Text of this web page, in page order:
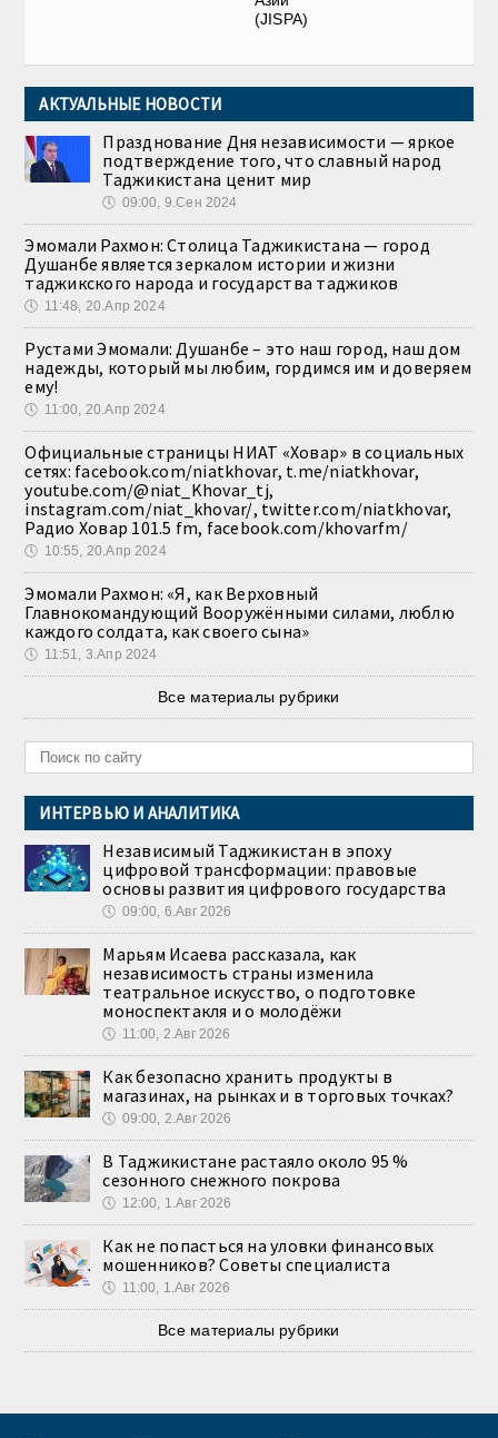
(JISPA)
АКТУАЛЬНЫЕ НОВОСТИ
Празднование Дня независимости — яркое
подтверждение того, что славный народ
Таджикистана ценит мир
🕔 09:00, 9.Сен 2024
Эмомали Рахмон: Столица Таджикистана — город
Душанбе является зеркалом истории и жизни
таджикского народа и государства таджиков
🕔 11:48, 20.Апр 2024
Рустами Эмомали: Душанбе – это наш город, наш дом
надежды, который мы любим, гордимся им и доверяем
ему!
🕔 11:00, 20.Апр 2024
Официальные страницы НИАТ «Ховар» в социальных
сетях: facebook.com/niatkhovar, t.me/niatkhovar,
youtube.com/@niat_Khovar_tj,
instagram.com/niat_khovar/, twitter.com/niatkhovar,
Радио Ховар 101.5 fm, facebook.com/khovarfm/
🕔 10:55, 20.Апр 2024
Эмомали Рахмон: «Я, как Верховный
Главнокомандующий Вооружёнными силами, люблю
каждого солдата, как своего сына»
🕔 11:51, 3.Апр 2024
Все материалы рубрики
ИНТЕРВЬЮ И АНАЛИТИКА
Независимый Таджикистан в эпоху
цифровой трансформации: правовые
основы развития цифрового государства
🕔 09:00, 6.Авг 2026
Марьям Исаева рассказала, как
независимость страны изменила
театральное искусство, о подготовке
моноспектакля и о молодёжи
🕔 11:00, 2.Авг 2026
Как безопасно хранить продукты в
магазинах, на рынках и в торговых точках?
🕔 09:00, 2.Авг 2026
В Таджикистане растаяло около 95 %
сезонного снежного покрова
🕔 12:00, 1.Авг 2026
Как не попасться на уловки финансовых
мошенников? Советы специалиста
🕔 11:00, 1.Авг 2026
Все материалы рубрики